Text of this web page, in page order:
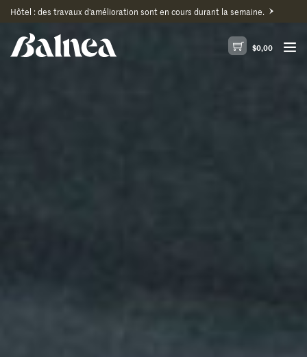
Hôtel : des travaux d'amélioration sont en cours durant la semaine.
$0,00